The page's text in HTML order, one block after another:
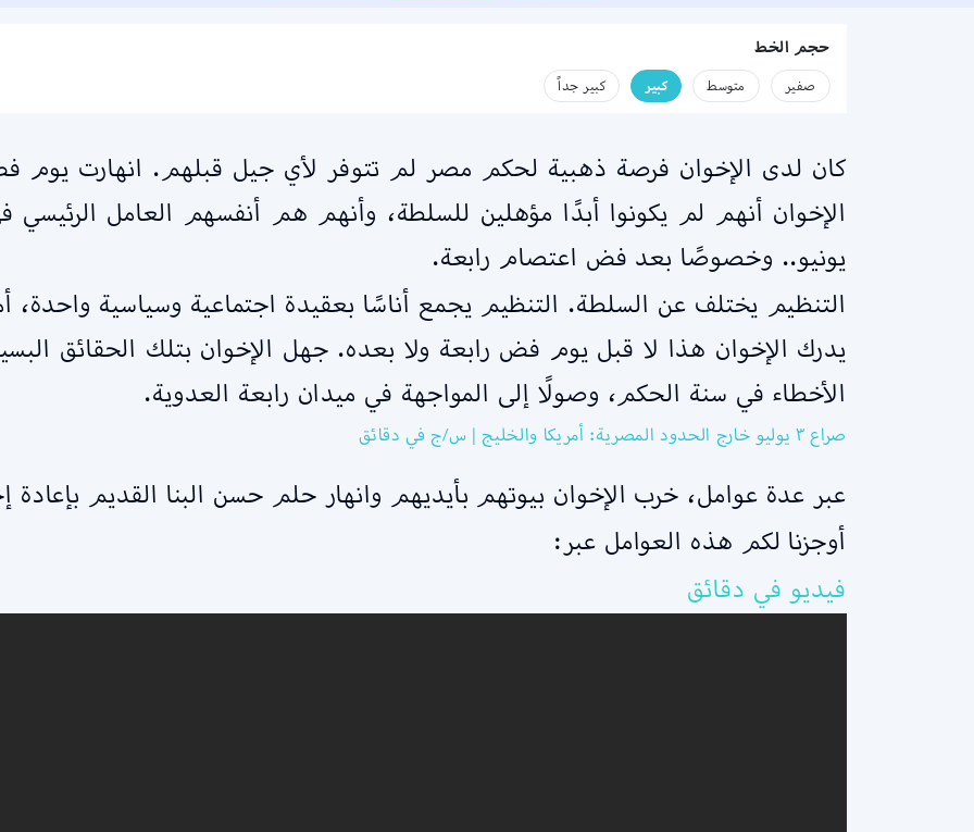
حجم الخط
صفير متوسط كبير كبير جداً
كان لدى الإخوان فرصة ذهبية لحكم مصر لم تتوفر لأي جيل قبلهم. انهارت يوم
يونيو.. وخصوصًا بعد فض اعتصام رابعة.
التنظيم يختلف عن السلطة. التنظيم يجمع أناسًا بعقيدة اجتماعية وسياسية
يدرك الإخوان هذا لا قبل يوم فض رابعة ولا بعده. جهل الإخوان بتلك الحقائق
الأخطاء في سنة الحكم، وصولًا إلى المواجهة في ميدان رابعة العدوية.
صراع ٣ يوليو خارج الحدود المصرية: أمريكا والخليج | س/ج في دقائق
عبر عدة عوامل، خرب الإخوان بيوتهم بأيديهم وانهار حلم حسن البنا القديم بإعادة
أوجزنا لكم هذه العوامل عبر:
فيديو في دقائق